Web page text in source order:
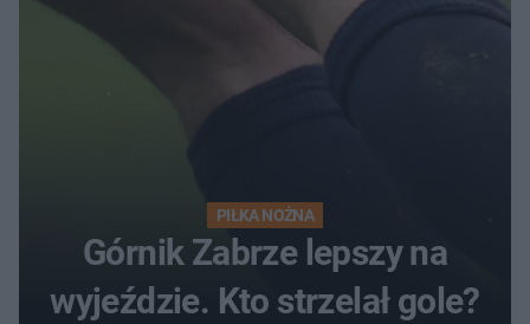
PIŁKA NOŻNA
Górnik Zabrze lepszy na
wyjeździe. Kto strzelał gole?